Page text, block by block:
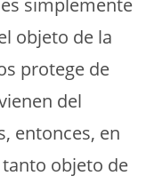
simplemente
objeto de la
protege de
del
entonces, en
tanto objeto de